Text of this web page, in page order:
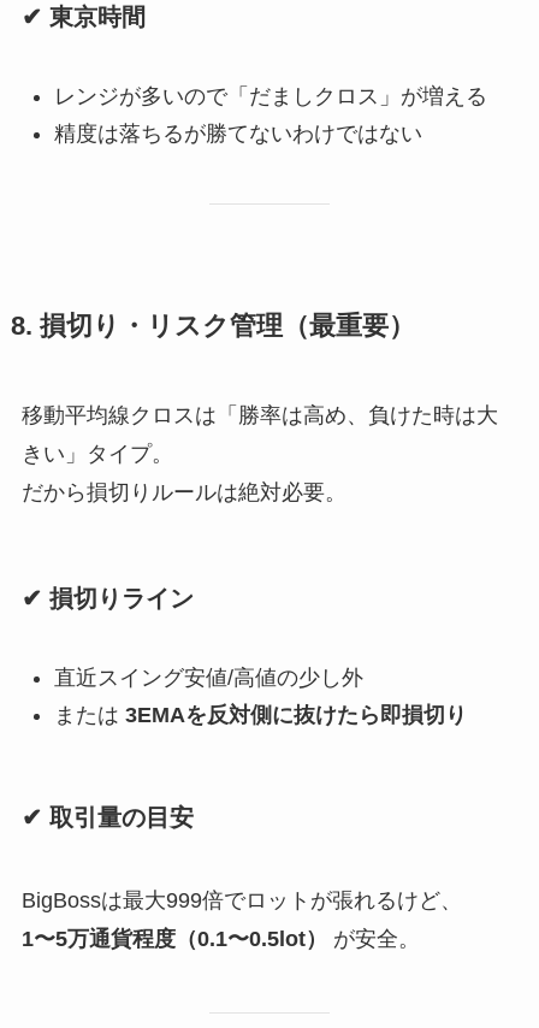
✔ 東京時間
レンジが多いので「だましクロス」が増える
精度は落ちるが勝てないわけではない
8. 損切り・リスク管理（最重要）
移動平均線クロスは「勝率は高め、負けた時は大
きい」タイプ。
だから損切りルールは絶対必要。
✔ 損切りライン
直近スイング安値/高値の少し外
または 3EMAを反対側に抜けたら即損切り
✔ 取引量の目安
BigBossは最大999倍でロットが張れるけど、
1〜5万通貨程度（0.1〜0.5lot）
が安全。